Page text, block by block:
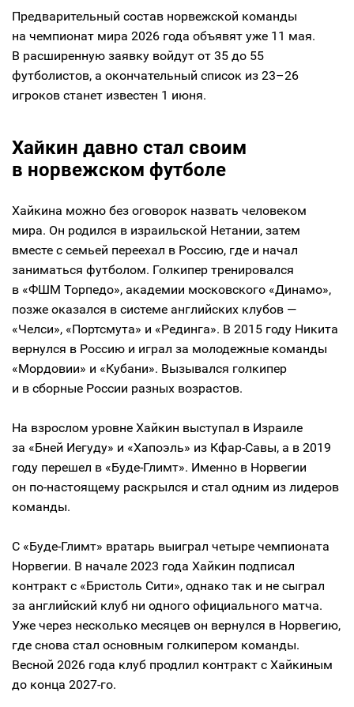
Предварительный состав норвежской команды
на чемпионат мира 2026 года объявят уже 11 мая.
В расширенную заявку войдут от 35 до 55
футболистов, а окончательный список из 23–26
игроков станет известен 1 июня.
Хайкин давно стал своим
в норвежском футболе
Хайкина можно без оговорок назвать человеком
мира. Он родился в израильской Нетании, затем
вместе с семьей переехал в Россию, где и начал
заниматься футболом. Голкипер тренировался
в «ФШМ Торпедо», академии московского «Динамо»,
позже оказался в системе английских клубов —
«Челси», «Портсмута» и «Рединга». В 2015 году Никита
вернулся в Россию и играл за молодежные команды
«Мордовии» и «Кубани». Вызывался голкипер
и в сборные России разных возрастов.
На взрослом уровне Хайкин выступал в Израиле
за «Бней Иегуду» и «Хапоэль» из Кфар-Савы, а в 2019
году перешел в «Буде-Глимт». Именно в Норвегии
он по-настоящему раскрылся и стал одним из лидеров
команды.
С «Буде-Глимт» вратарь выиграл четыре чемпионата
Норвегии. В начале 2023 года Хайкин подписал
контракт с «Бристоль Сити», однако так и не сыграл
за английский клуб ни одного официального матча.
Уже через несколько месяцев он вернулся в Норвегию,
где снова стал основным голкипером команды.
Весной 2026 года клуб продлил контракт с Хайкиным
до конца 2027-го.